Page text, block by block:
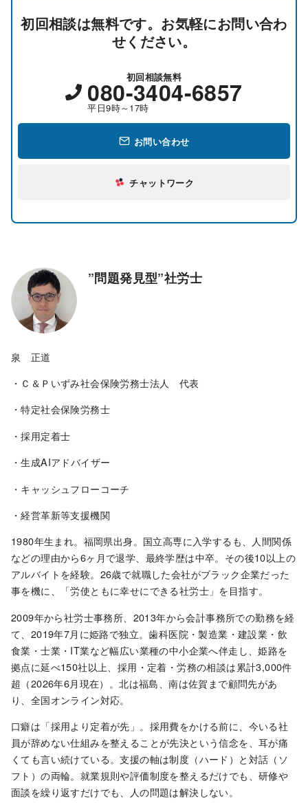
初回相談は無料です。お気軽にお問い合わ
せください。
初回相談無料
080-3404-6857
平日9時～17時
お問い合わせ
チャットワーク
”問題発見型”社労士
泉 正道
・Ｃ＆Ｐいずみ社会保険労務士法人 代表
・特定社会保険労務士
・採用定着士
・生成AIアドバイザー
・キャッシュフローコーチ
・経営革新等支援機関
1980年生まれ。福岡県出身。国立高専に入学するも、人間関係
などの理由から6ヶ月で退学、最終学歴は中卒。その後10以上の
アルバイトを経験。26歳で就職した会社がブラック企業だった
事を機に、「労使ともに幸せにできる社労士」を目指す。
2009年から社労士事務所、2013年から会計事務所での勤務を経
て、2019年7月に姫路で独立。歯科医院・製造業・建設業・飲
食業・士業・IT業など幅広い業種の中小企業へ伴走し、姫路を
拠点に延べ150社以上、採用・定着・労務の相談は累計3,000件
超（2026年6月現在）。北は福島、南は佐賀まで顧問先があ
り、全国オンライン対応。
口癖は「採用より定着が先」。採用費をかける前に、今いる社
員が辞めない仕組みを整えることが先決という信念を、耳が痛
くても言い続けている。支援の軸は制度（ハード）と対話（ソ
フト）の両輪。就業規則や評価制度を整えるだけでも、研修や
面談を繰り返すだけでも、人の問題は解決しない。